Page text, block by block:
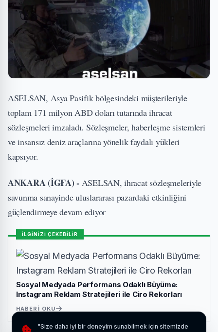
ASELSAN, Asya Pasifik bölgesindeki müşterileriyle
toplam 171 milyon ABD doları tutarında ihracat
sözleşmeleri imzaladı. Sözleşmeler, haberleşme sistemleri
ve insansız deniz araçlarına yönelik faydalı yükleri
kapsıyor.
ANKARA (İGFA) - ASELSAN, ihracat sözleşmeleriyle
savunma sanayinde uluslararası pazardaki etkinliğini
güçlendirmeye devam ediyor
İLGİNİZİ ÇEKEBİLİR
Sosyal Medyada Performans Odaklı Büyüme:
Instagram Reklam Stratejileri ile Ciro Rekorları
HABERI OKU
"Size daha iyi bir deneyim sunabilmek için sitemizde